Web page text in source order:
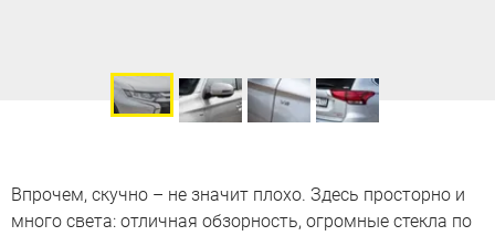
Впрочем, скучно – не значит плохо. Здесь просторно и
много света: отличная обзорность, огромные стекла по